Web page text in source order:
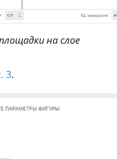
на слое
3.